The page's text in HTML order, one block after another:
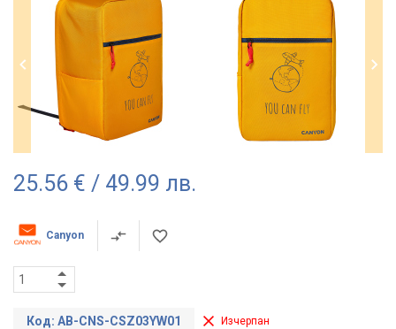
25.56 € / 49.99 лв.
Canyon
Код: AB-CNS-CSZ03YW01 Изчерпан